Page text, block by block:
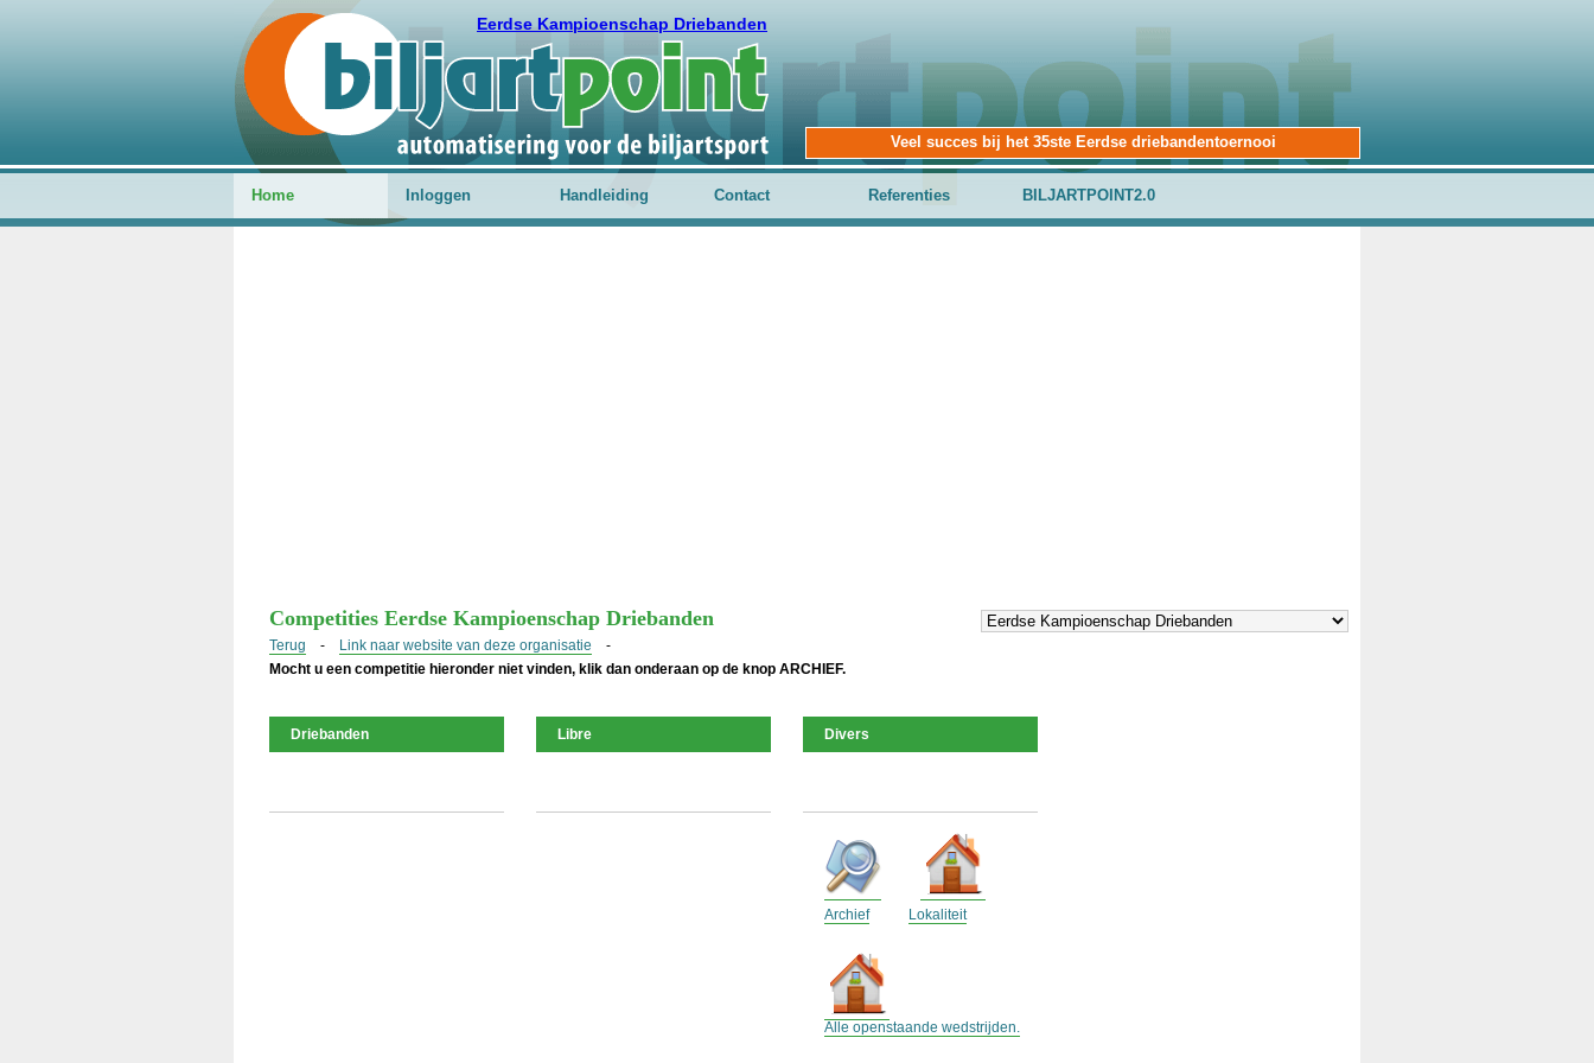
Eerdse Kampioenschap Driebanden
Veel succes bij het 35ste Eerdse driebandentoernooi
Home Inloggen Handleiding Contact Referenties BILJARTPOINT2.0
Competities Eerdse Kampioenschap Driebanden
Terug - Link naar website van deze organisatie -
Mocht u een competitie hieronder niet vinden, klik dan onderaan op de knop ARCHIEF.
Driebanden Libre Divers
Archief Lokaliteit
Alle openstaande wedstrijden.